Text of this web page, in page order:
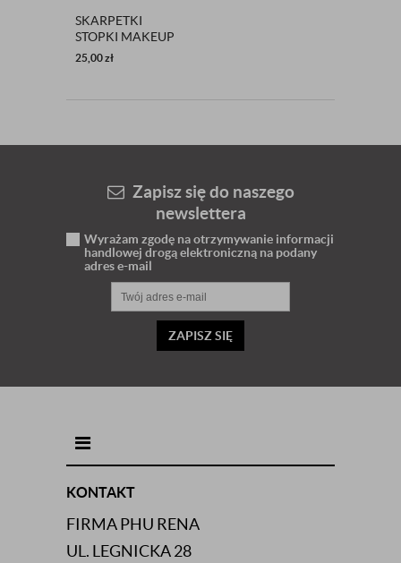
SKARPETKI
STOPKI MAKEUP
CZARNY
25,00zł
Zapisz się do naszego
newslettera
Wyrażam zgodę na otrzymywanie informacji
handlowej drogą elektroniczną na podany
adres e-mail
ZAPISZ SIĘ
KONTAKT
FIRMA PHU RENA
UL. LEGNICKA 28